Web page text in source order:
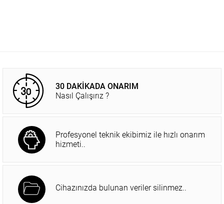
30 DAKİKADA ONARIM
Nasıl Çalışırız ?
Profesyonel teknik ekibimiz ile hızlı onarım
hizmeti..
Cihazınızda bulunan veriler silinmez..